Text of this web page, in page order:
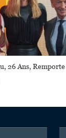
26 Ans, Remporte